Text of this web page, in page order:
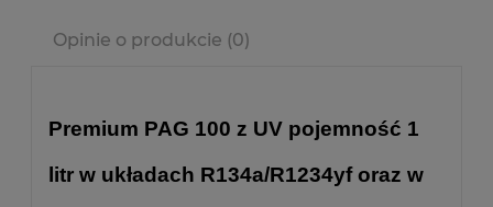
Opinie o produkcie (0)
Premium PAG 100 z UV pojemność 1
litr w układach R134a/R1234yf oraz w